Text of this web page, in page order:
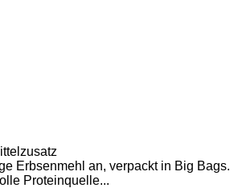
Erbsenmehl an, verpackt in Big Bags.
Proteinquelle...